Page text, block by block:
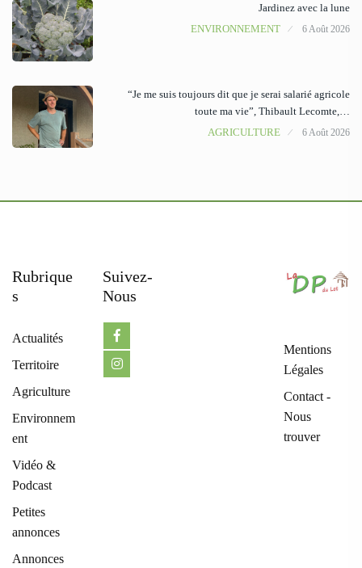
Jardinez avec la lune
ENVIRONNEMENT
6 Août 2026
“Je me suis toujours dit que je serai salarié agricole
toute ma vie”, Thibault Lecomte,…
AGRICULTURE
6 Août 2026
Rubrique
S
Actualités
Territoire
Agriculture
Environnem
ent
Vidéo &
Podcast
Petites
annonces
Annonces
Suivez-
Nous
Mentions
Légales
Contact -
Nous
trouver